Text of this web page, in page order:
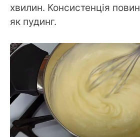
хвилин. Консистенція
як пудинг.